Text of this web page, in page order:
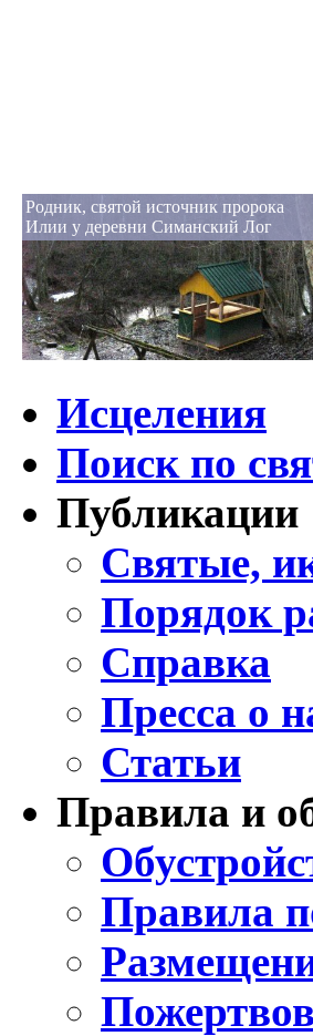
Родник, святой источник пророка
Илии у деревни Симанский Лог
Исцеления
Поиск по
Публикации
Святые,
Порядок
Справка
Пресса о
Статьи
Правила и
Правила